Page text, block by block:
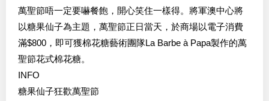
萬聖節唔一定要嚇餐飽，開心笑住一樣得。將軍澳中心將
以糖果仙子為主題，萬聖節正日當天，於商場以電子消費
滿$800，即可獲棉花糖藝術團隊La Barbe à Papa製作的萬
聖節花式棉花糖。
INFO
糖果仙子狂歡萬聖節